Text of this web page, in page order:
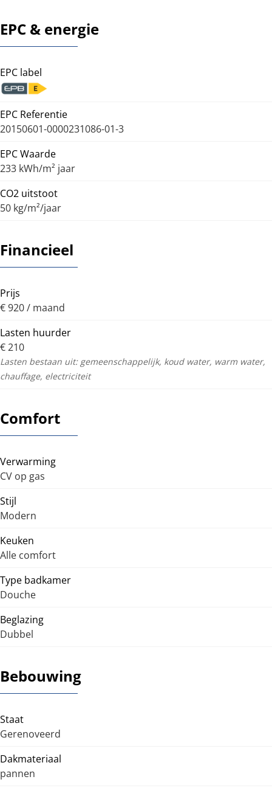
EPC & energie
EPC label
EPC Referentie
20150601-0000231086-01-3
EPC Waarde
233 kWh/m² jaar
CO2 uitstoot
50 kg/m²/jaar
Financieel
Prijs
€ 920 / maand
Lasten huurder
€ 210
Lasten bestaan uit: gemeenschappelijk, koud water, warm water,
chauffage, electriciteit
Comfort
Verwarming
CV op gas
Stijl
Modern
Keuken
Alle comfort
Type badkamer
Douche
Beglazing
Dubbel
Bebouwing
Staat
Gerenoveerd
Dakmateriaal
pannen